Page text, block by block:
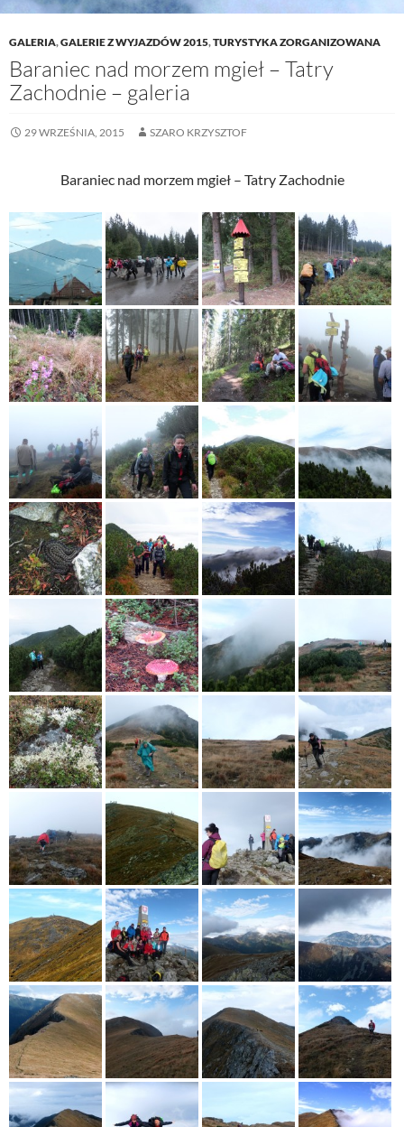
GALERIA,GALERIE Z WYJAZDÓW 2015,TURYSTYKA ZORGANIZOWANA
Baraniec nad morzem mgieł – Tatry
Zachodnie – galeria
29 WRZEŚNIA, 2015 SZARO KRZYSZTOF
Baraniec nad morzem mgieł – Tatry Zachodnie